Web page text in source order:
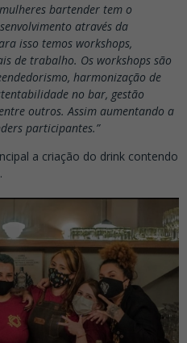
bartender tem o
através da
isso temos workshops,
de trabalho. Os workshops são
harmonização de
no bar, gestão
outros. Assim aumentando a
participantes.”
a criação do drink contendo